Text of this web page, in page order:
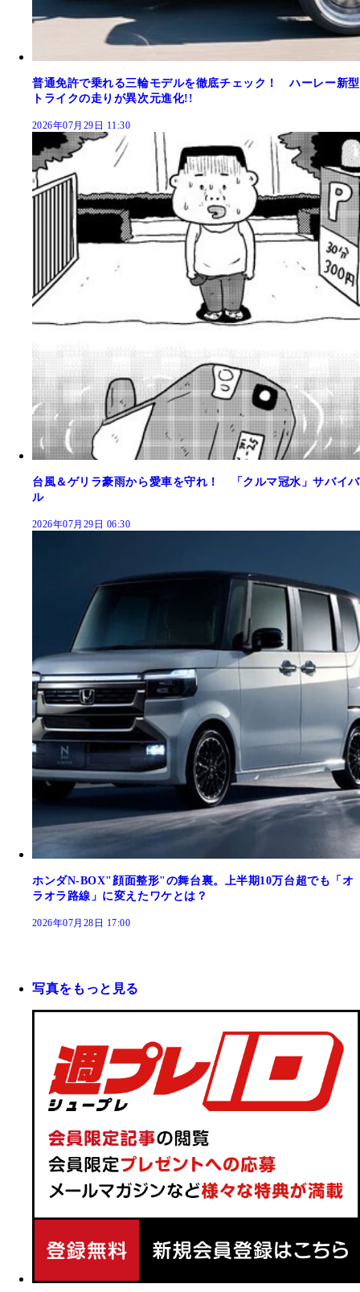
普通免許で乗れる三輪モデルを徹底チェック！ ハーレー新型
トライクの走りが異次元進化!!
2026年07月29日 11:30
台風＆ゲリラ豪雨から愛車を守れ！ 「クルマ冠水」サバイバ
ル
2026年07月29日 06:30
ホンダN-BOX"顔面整形"の舞台裏。上半期10万台超でも「オ
ラオラ路線」に変えたワケとは？
2026年07月28日 17:00
写真をもっと見る